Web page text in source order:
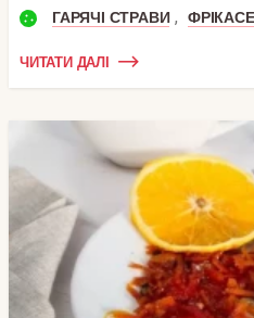
ГАРЯЧІ СТРАВИ , ФРІКАСЕ
ЧИТАТИ ДАЛІ